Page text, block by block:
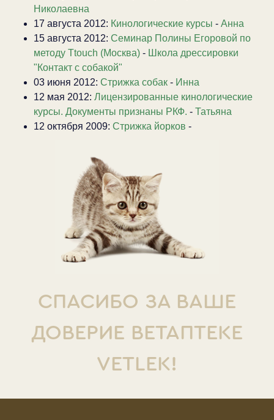
Николаевна
17 августа 2012: Кинологические курсы - Анна
15 августа 2012: Семинар Полины Егоровой по
методу Ttouch (Москва) - Школа дрессировки
"Контакт с собакой"
03 июня 2012: Стрижка собак - Инна
12 мая 2012: Лицензированные кинологические
курсы. Документы признаны РКФ. - Татьяна
12 октября 2009: Стрижка йорков -
СПАСИБО ЗА ВАШЕ
ДОВЕРИЕ ВЕТАПТЕКЕ
VETLEK!